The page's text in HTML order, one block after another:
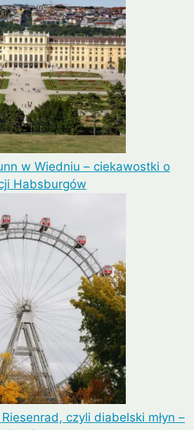
w Wiedniu – ciekawostki o
Habsburgów
czyli diabelski młyn –